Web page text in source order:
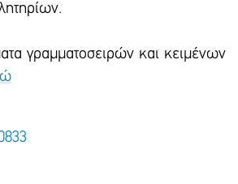
γραμματοσειρών και κειμένων